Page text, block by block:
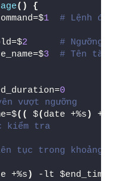
()
{
1
# Lệnh để
2
# Ngưỡng
3
# Tên tài
0
vượt ngưỡng
(( $( date +%s )
+
kiểm tra
tục trong khoảng
+%s ) -lt $end_time